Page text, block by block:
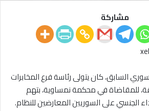
مشاركة
السابق، كان يتولى رئاسة فرع المخابرات
للمقاضاة في محكمة نمساوية، بتهم
الجنسي على السوريين المعارضين للنظام.